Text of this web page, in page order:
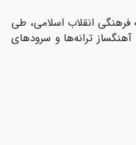
فرهنگی انقلاب اسلامی، طی
ترانه‌ها و سرودهای